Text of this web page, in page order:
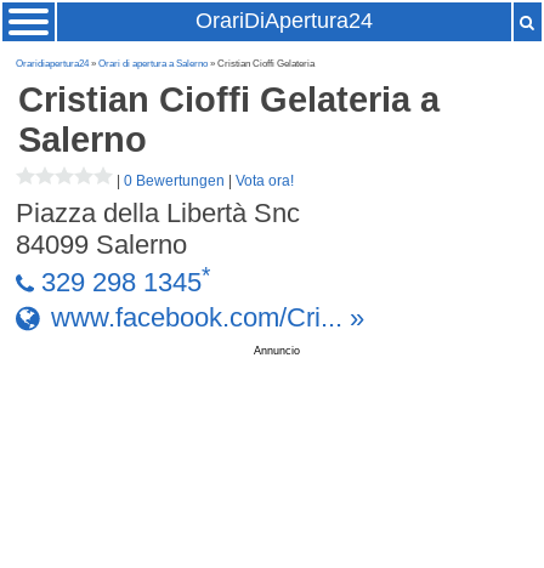
OrariDiApertura24
Oraridiapertura24»Orari di apertura a Salerno » Cristian Cioffi Gelateria
Cristian Cioffi Gelateriaa
Salerno
|0 Bewertungen |Vota ora!
Piazza della Libertà Snc
84099 Salerno
329 298 1345*
www.facebook.com/Cri... »
Annuncio